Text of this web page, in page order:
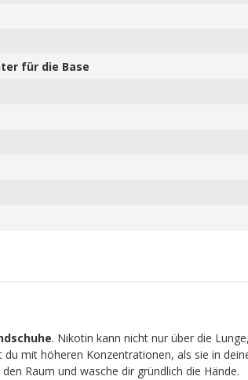
für die Base
. Nikotin kann nicht nur über die
mit höheren Konzentrationen, als sie in
Raum und wasche dir gründlich die Hände.